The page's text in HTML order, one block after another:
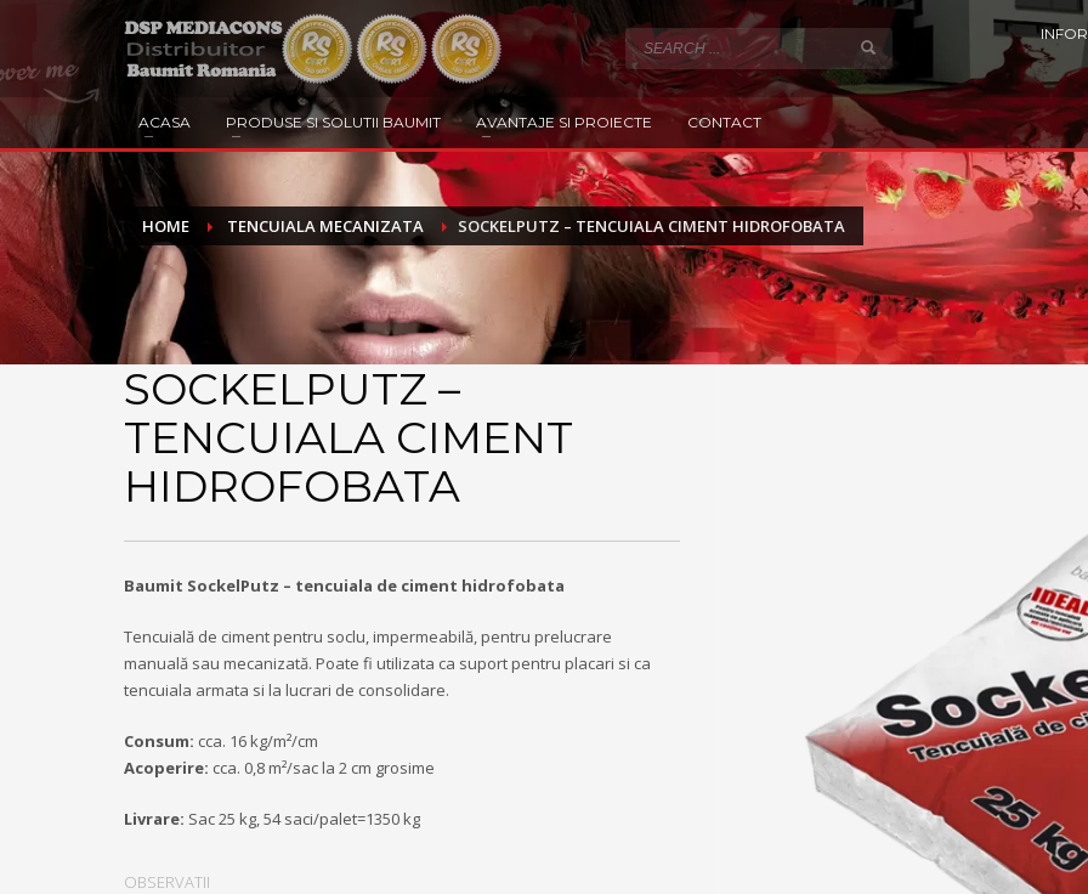
ACASA PRODUSE SI SOLUTII BAUMIT AVANTAJE SI PROIECTE CONTACT
HOME TENCUIALA MECANIZATA SOCKELPUTZ – TENCUIALA CIMENT HIDROFOBATA
SOCKELPUTZ –
TENCUIALA CIMENT
HIDROFOBATA
Baumit SockelPutz – tencuiala de ciment hidrofobata
Tencuială de ciment pentru soclu, impermeabilă, pentru prelucrare
manuală sau mecanizată. Poate fi utilizata ca suport pentru placari si ca
tencuiala armata si la lucrari de consolidare.
Consum: cca. 16 kg/m²/cm
Acoperire: cca. 0,8 m²/sac la 2 cm grosime
Livrare: Sac 25 kg, 54 saci/palet=1350 kg
OBSERVATII